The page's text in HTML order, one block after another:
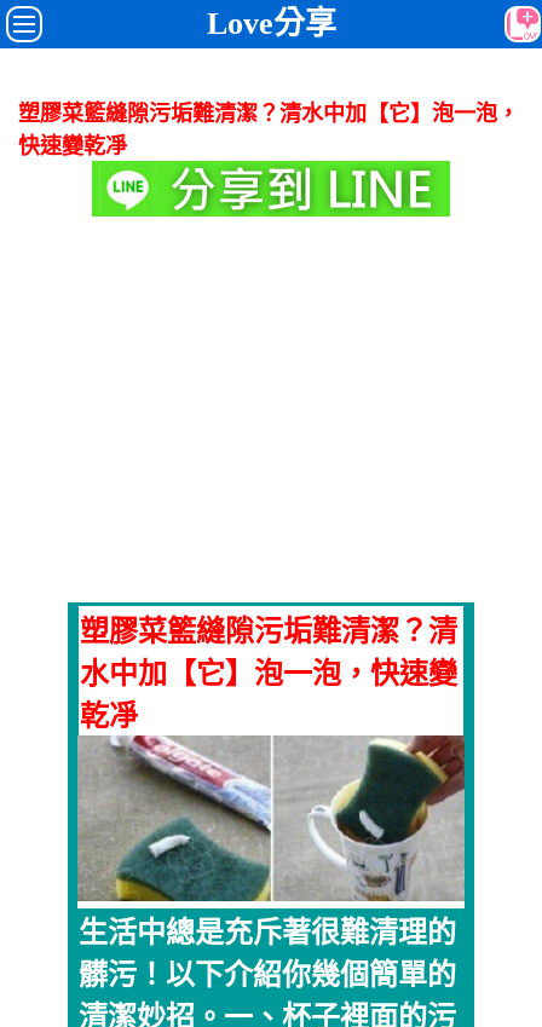
Love分享
塑膠菜籃縫隙污垢難清潔？清水中加【它】泡一泡，
快速變乾凈
塑膠菜籃縫隙污垢難清潔？清
水中加【它】泡一泡，快速變
乾凈
生活中總是充斥著很難清理的
髒污！以下介紹你幾個簡單的
清潔妙招。一、杯子裡面的污